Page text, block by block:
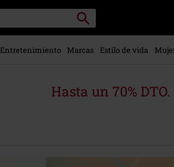
Buscar
Entretenimiento Marcas Estilo de vida
Hasta un 70%